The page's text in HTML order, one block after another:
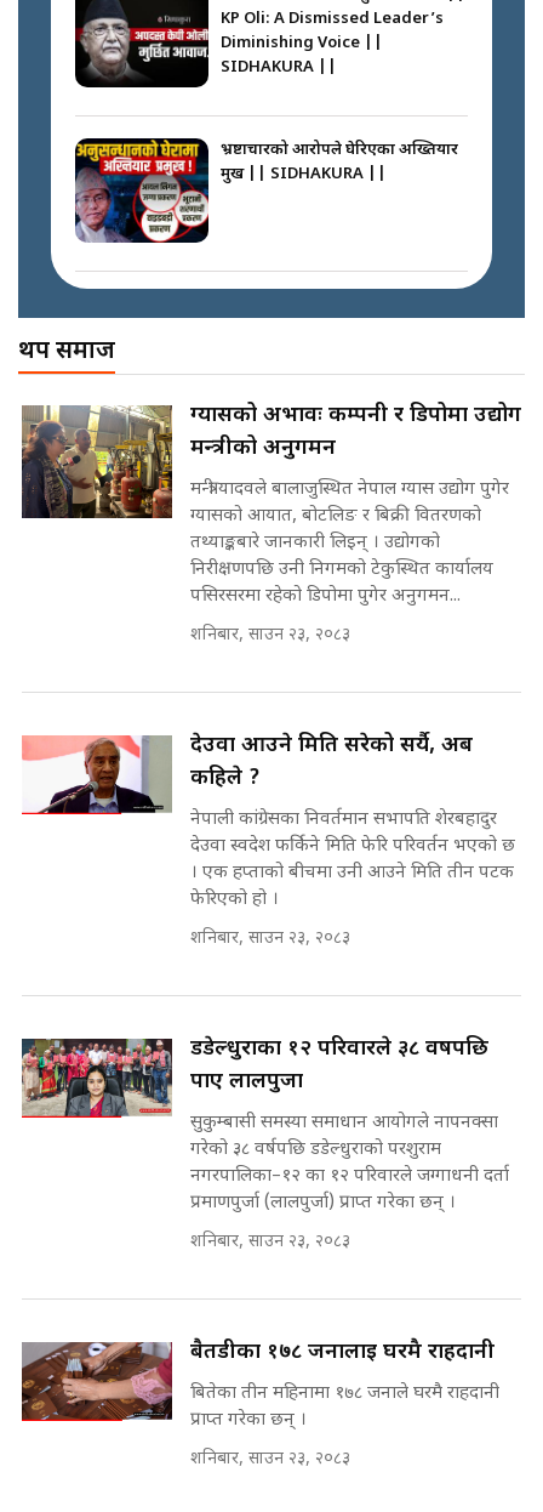
कस्तो छ नागढुङ्गा सुरुङमार्ग ? ||
SIDHAKURA ||
|| Court Grievances Directly to
the Supreme Court ||
SIDHAKURA
इनड्राइभ || SIDHAKURA ||
राष्ट्रिय सवालमा ९ दल एकजुट ||
Prachanda, Rabi, Gagan Stand
on the Same Page ||
SIDHAKURA ||
सहकारी पीडितसँग मन्त्री प्रतिभा रावलले
भनिन्–साथ दिनुहोस्, दबाब होइन ||
Sidhakura || Pratibha Rawal
Waterfall of Rasuwa ||
SIDHAKURA ||
कहिले बन्ला चक्रपथ ? विस्तार कार्यमा
किन भइरहेछ ढिलाइ ?The Ring Road
SIDHAKURA |
गुरुङ, भक्कानिए सांसदहरू ||
SIDHAKURA ||
KP Oli: A Dismissed Leader’s
Diminishing Voice ||
SIDHAKURA ||
भ्रष्टाचारको आरोपले घेरिएका अख्तियार
प्रमुख || SIDHAKURA ||
SIDHAKURA
पोप्पोको पासोः कमाउने लोभमा घरबार नै
उठिबास | The Dark Side of
'Poppo Live'-SIDHAKURA
INVESTIGATION
घुसको डिल || Raj Kumar Gupta ||
घुसको डिल गर्ने मन्त्रीकाे राजिनामा,
SIDHAKURA ||
प्रधानमन्त्री ? || SIDHAKURA ||
||
मन्त्री र पूर्व मन्त्रीको ७८ लाख घुस डिलको
SIDHAKURA |
मन्त्री राजकुमारलाई घुस दिने विचौलीया
मन्त्रीले घुस डिल गरेको अडियो ! दुई झोला
नोट मन्त्रीलाई घुस | SIDHAKURA |
थप समाज
ग्यासको अभावः कम्पनी र डिपोमा उद्योग
मन्त्रीको अनुगमन
मन्त्री यादवले बालाजुस्थित नेपाल ग्यास उद्योग पुगेर
ग्यासको आयात, बोटलिङ र बिक्री वितरणको
तथ्याङ्कबारे जानकारी लिइन् । उद्योगको
निरीक्षणपछि उनी निगमको टेकुस्थित कार्यालय
पसिरसरमा रहेको डिपोमा पुगेर अनुगमन...
शनिबार, साउन २३, २०८३
देउवा आउने मिति सरेको सर्यै, अब
कहिले ?
नेपाली कांग्रेसका निवर्तमान सभापति शेरबहादुर
देउवा स्वदेश फर्किने मिति फेरि परिवर्तन भएको छ
। एक हप्ताको बीचमा उनी आउने मिति तीन पटक
फेरिएको हो ।
शनिबार, साउन २३, २०८३
डडेल्धुराका १२ परिवारले ३८ वर्षपछि
पाए लालपुर्जा
सुकुम्बासी समस्या समाधान आयोगले नापनक्सा
गरेको ३८ वर्षपछि डडेल्धुराको परशुराम
नगरपालिका–१२ का १२ परिवारले जग्गाधनी दर्ता
प्रमाणपुर्जा (लालपुर्जा) प्राप्त गरेका छन् ।
शनिबार, साउन २३, २०८३
बैतडीका १७८ जनालाई घरमै राहदानी
बितेका तीन महिनामा १७८ जनाले घरमै राहदानी
प्राप्त गरेका छन् ।
शनिबार, साउन २३, २०८३